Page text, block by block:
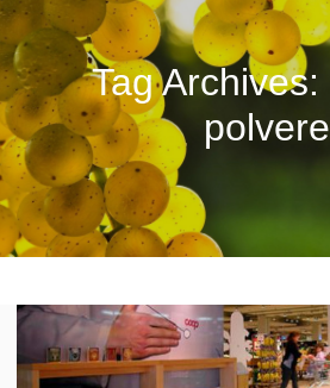
Tag Archives:
polvere